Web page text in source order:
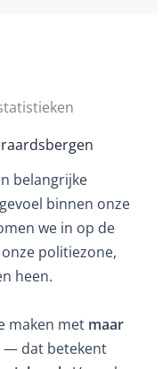
belangrijke
binnen onze
we in op de
politiezone,
heen.
maken met maar
— dat betekent